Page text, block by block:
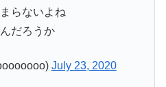
らないよね
だろうか
July 23, 2020